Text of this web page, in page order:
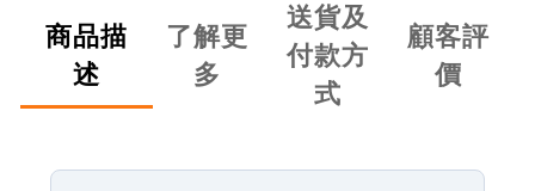
商品描
述
了解更
多
送貨及
付款方
式
顧客評
價